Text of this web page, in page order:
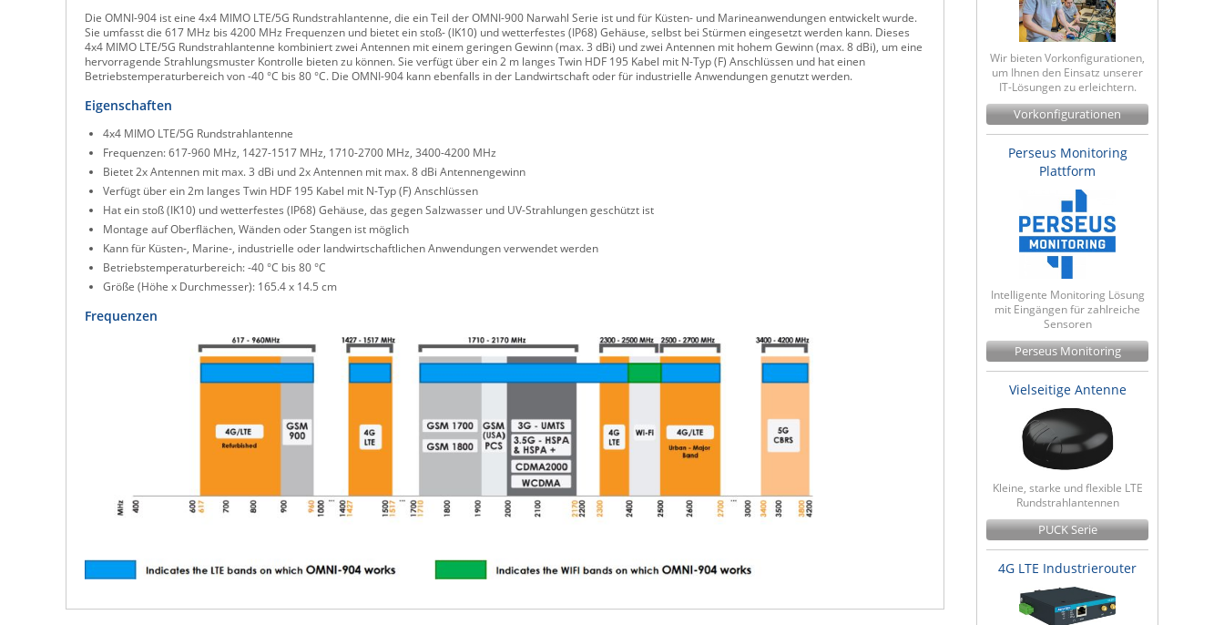
Die OMNI-904 ist eine 4x4 MIMO LTE/5G Rundstrahlantenne, die ein Teil der OMNI-900 Narwahl Serie ist und für Küsten- und Marineanwendungen entwickelt wurde.
Sie umfasst die 617 MHz bis 4200 MHz Frequenzen und bietet ein stoß- (IK10) und wetterfestes (IP68) Gehäuse, selbst bei Stürmen eingesetzt werden kann. Dieses
4x4 MIMO LTE/5G Rundstrahlantenne kombiniert zwei Antennen mit einem geringen Gewinn (max. 3 dBi) und zwei Antennen mit hohem Gewinn (max. 8 dBi), um eine
hervorragende Strahlungsmuster Kontrolle bieten zu können. Sie verfügt über ein 2 m langes Twin HDF 195 Kabel mit N-Typ (F) Anschlüssen und hat einen
Betriebstemperaturbereich von -40 °C bis 80 °C. Die OMNI-904 kann ebenfalls in der Landwirtschaft oder für industrielle Anwendungen genutzt werden.
Eigenschaften
4x4 MIMO LTE/5G Rundstrahlantenne
Frequenzen: 617-960 MHz, 1427-1517 MHz, 1710-2700 MHz, 3400-4200 MHz
Bietet 2x Antennen mit max. 3 dBi und 2x Antennen mit max. 8 dBi Antennengewinn
Verfügt über ein 2m langes Twin HDF 195 Kabel mit N-Typ (F) Anschlüssen
Hat ein stoß (IK10) und wetterfestes (IP68) Gehäuse, das gegen Salzwasser und UV-Strahlungen geschützt ist
Montage auf Oberflächen, Wänden oder Stangen ist möglich
Kann für Küsten-, Marine-, industrielle oder landwirtschaftlichen Anwendungen verwendet werden
Betriebstemperaturbereich: -40 °C bis 80 °C
Größe (Höhe x Durchmesser): 165.4 x 14.5 cm
Frequenzen
Wir bieten Vorkonfigurationen,
um Ihnen den Einsatz unserer
IT-Lösungen zu erleichtern.
Vorkonfigurationen
Perseus Monitoring
Plattform
Intelligente Monitoring Lösung
mit Eingängen für zahlreiche
Sensoren
Perseus Monitoring
Vielseitige Antenne
Kleine, starke und flexible LTE
Rundstrahlantennen
PUCK Serie
4G LTE Industrierouter